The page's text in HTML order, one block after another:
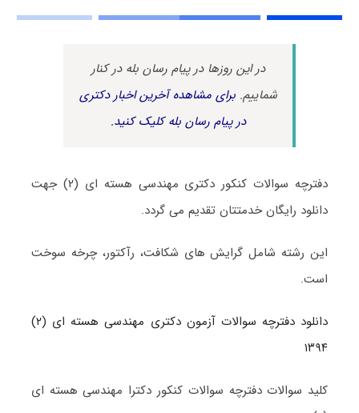
در این روزها در پیام رسان بله در کنار
شماییم.برای مشاهده آخرین اخبار دکتری
در پیام رسان بله کلیک کنید.
دفترچه سوالات کنکور دکتری مهندسی هسته ای (۲) جهت
دانلود رایگان خدمتتان تقدیم می گردد.
این رشته شامل گرایش های شکافت، رآکتور، چرخه سوخت
است.
دانلود دفترچه سوالات آزمون دکتری مهندسی هسته ای (۲)
۱۳۹۴
کلید سوالات دفترچه سوالات کنکور دکترا مهندسی هسته ای